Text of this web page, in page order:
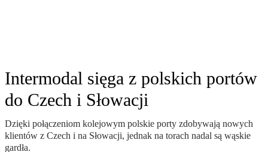
Intermodal sięga z polskich portów
do Czech i Słowacji
Dzięki połączeniom kolejowym polskie porty zdobywają nowych
klientów z Czech i na Słowacji, jednak na torach nadal są wąskie
gardła.